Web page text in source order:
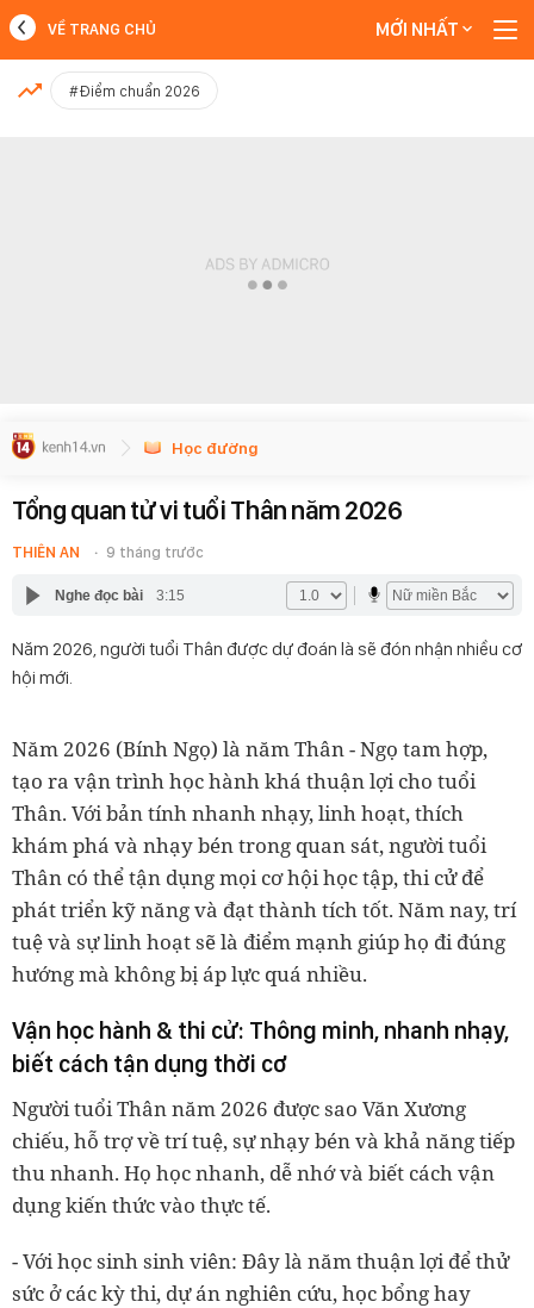
MỚI NHẤT
VỀ TRANG CHỦ MỚI NHẤT
#Điểm chuẩn 2026
Học đường
Tổng quan tử vi tuổi Thân năm 2026
THIÊN AN 9 tháng trước
Nghe đọc bài 3:15
Năm 2026, người tuổi Thân được dự đoán là sẽ đón nhận nhiều cơ
hội mới.
Năm 2026 (Bính Ngọ) là năm Thân - Ngọ tam hợp,
tạo ra vận trình học hành khá thuận lợi cho tuổi
Thân. Với bản tính nhanh nhạy, linh hoạt, thích
khám phá và nhạy bén trong quan sát, người tuổi
Thân có thể tận dụng mọi cơ hội học tập, thi cử để
phát triển kỹ năng và đạt thành tích tốt. Năm nay, trí
tuệ và sự linh hoạt sẽ là điểm mạnh giúp họ đi đúng
hướng mà không bị áp lực quá nhiều.
Vận học hành & thi cử: Thông minh, nhanh nhạy,
biết cách tận dụng thời cơ
Người tuổi Thân năm 2026 được sao Văn Xương
chiếu, hỗ trợ về trí tuệ, sự nhạy bén và khả năng tiếp
thu nhanh. Họ học nhanh, dễ nhớ và biết cách vận
dụng kiến thức vào thực tế.
- Với học sinh sinh viên: Đây là năm thuận lợi để thử
sức ở các kỳ thi, dự án nghiên cứu, học bổng hay